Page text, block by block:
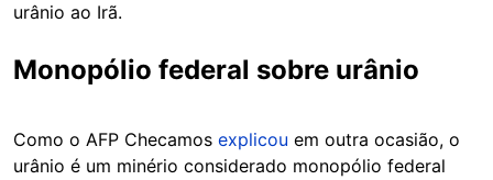
urânio ao Irã.
Monopólio federal sobre urânio
Como o AFP Checamos explicou em outra ocasião, o
urânio é um minério considerado monopólio federal